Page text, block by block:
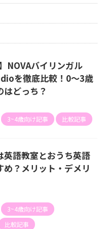
NOVAバイリンガル
を徹底比較！0～3歳
はどっち？
3~4歳向け記事 比較記事
英語教室とおうち英語
め？メリット・デメリ
3~4歳向け記事
比較記事